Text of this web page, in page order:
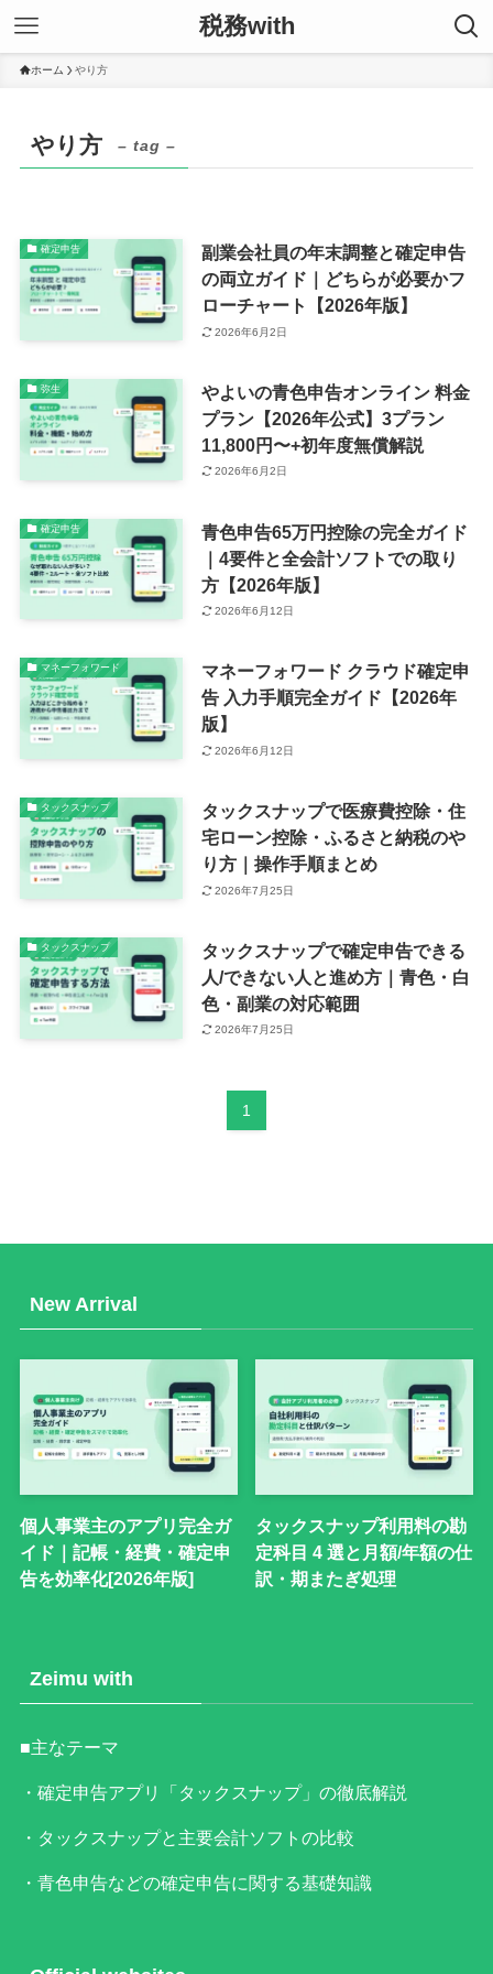
税務with
ホーム やり方
やり方 – tag –
確定申告
副業会社員の年末調整と確定申告
の両立ガイド｜どちらが必要かフ
ローチャート【2026年版】
2026年6月2日
弥生
やよいの青色申告オンライン 料金
プラン【2026年公式】3プラン
11,800円〜+初年度無償解説
2026年6月2日
確定申告
青色申告65万円控除の完全ガイド
｜4要件と全会計ソフトでの取り
方【2026年版】
2026年6月12日
マネーフォワード
マネーフォワード クラウド確定申
告 入力手順完全ガイド【2026年
版】
2026年6月12日
タックスナップ
タックスナップで医療費控除・住
宅ローン控除・ふるさと納税のや
り方｜操作手順まとめ
2026年7月25日
タックスナップ
タックスナップで確定申告できる
人/できない人と進め方｜青色・白
色・副業の対応範囲
2026年7月25日
1
New Arrival
個人事業主のアプリ完全ガ
イド｜記帳・経費・確定申
告を効率化[2026年版]
タックスナップ利用料の勘
定科目 4 選と月額/年額の仕
訳・期またぎ処理
Zeimu with
■主なテーマ
・確定申告アプリ「タックスナップ」の徹底解説
・タックスナップと主要会計ソフトの比較
・青色申告などの確定申告に関する基礎知識